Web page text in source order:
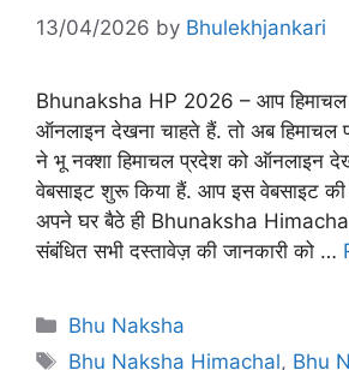
13/04/2026 by Bhulekhjankari
Bhunaksha HP 2026 – आप हिमाचल
ऑनलाइन देखना चाहते हैं. तो अब हिमाचल
ने भू नक्शा हिमाचल प्रदेश को ऑनलाइन
वेबसाइट शुरू किया हैं. आप इस वेबसाइट
अपने घर बैठे ही Bhunaksha
संबंधित सभी दस्तावेज़ की जानकारी को …
Categories
Bhu Naksha
Tags
Bhu Naksha Himachal, Bhu